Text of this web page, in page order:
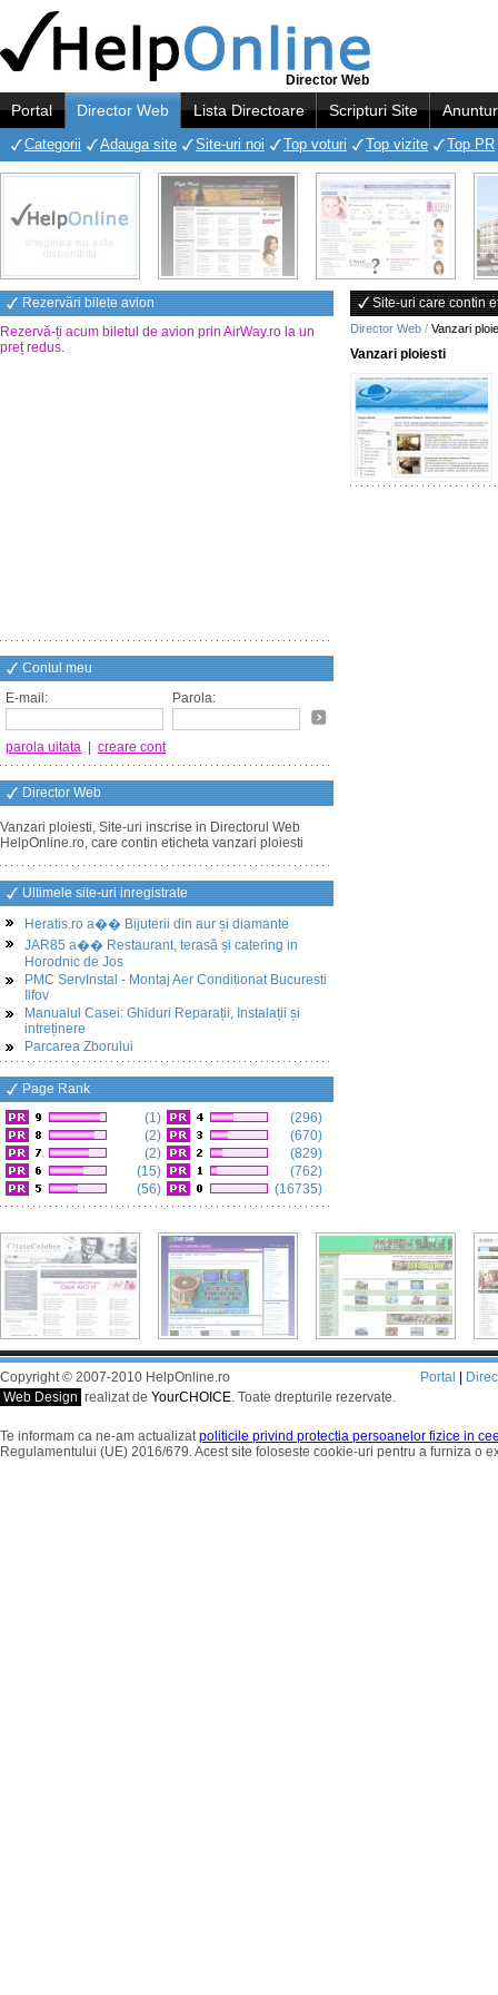
Director Web
Portal Director Web Lista Directoare Scripturi Site
Categorii Adauga site Site-uri noi Top voturi Top vizite Top PR
Rezervări bilete avion
Rezervă-ți acum biletul de avion prin AirWay.ro la un
preț redus.
Contul meu
E-mail:
Parola:
parola uitata creare cont
Director Web
Vanzari ploiesti, Site-uri inscrise in Directorul Web
HelpOnline.ro, care contin eticheta vanzari ploiesti
Ultimele site-uri inregistrate
Heratis.ro a�� Bijuterii din aur și diamante
JAR85 a�� Restaurant, terasă și catering in
Horodnic de Jos
PMC ServInstal - Montaj Aer Conditionat Bucuresti
Ilfov
Manualul Casei: Ghiduri Reparații, Instalații și
intreținere
Parcarea Zborului
Page Rank
(1)
(2)
(2)
(15)
(56)
(296)
(670)
(829)
(762)
(16735)
Site-uri care contin
Director Web / Vanzari
Vanzari ploiesti
Copyright © 2007-2010 HelpOnline.ro
Web Design realizat de YourCHOICE. Toate drepturile rezervate.
Portal
Te informam ca ne-am actualizatpoliticile privind protectia persoanelor fizice in
Regulamentului (UE) 2016/679. Acest site foloseste cookie-uri pentru a furniza o